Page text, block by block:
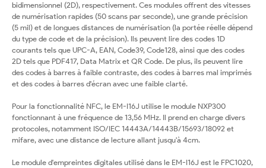
bidimensionnel (2D), respectivement. Ces modules offrent des vitesses
de numérisation rapides (50 scans par seconde), une grande précision
(5 mil) et de longues distances de numérisation (la portée réelle dépend
du type de code et de la précision). Ils peuvent lire des codes 1D
courants tels que UPC-A, EAN, Code39, Code128, ainsi que des codes
2D tels que PDF417, Data Matrix et QR Code. De plus, ils peuvent lire
des codes à barres à faible contraste, des codes à barres mal imprimés
et des codes à barres d'écran avec une faible clarté.
Pour la fonctionnalité NFC, le EM-I16J utilise le module NXP300
fonctionnant à une fréquence de 13,56 MHz. Il prend en charge divers
protocoles, notamment ISO/IEC 14443A/14443B/15693/18092 et
mifare, avec une distance de lecture allant jusqu'à 4cm.
Le module d'empreintes digitales utilisé dans le EM-I16J est le FPC1020,